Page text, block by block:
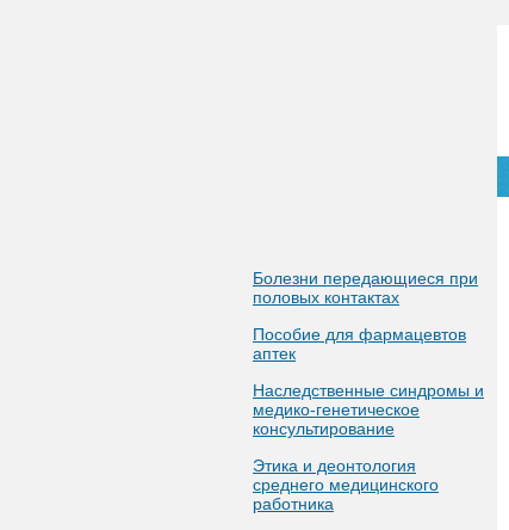
Болезни передающиеся при
половых контактах
Пособие для фармацевтов
аптек
Наследственные синдромы и
медико-генетическое
консультирование
Этика и деонтология
среднего медицинского
работника